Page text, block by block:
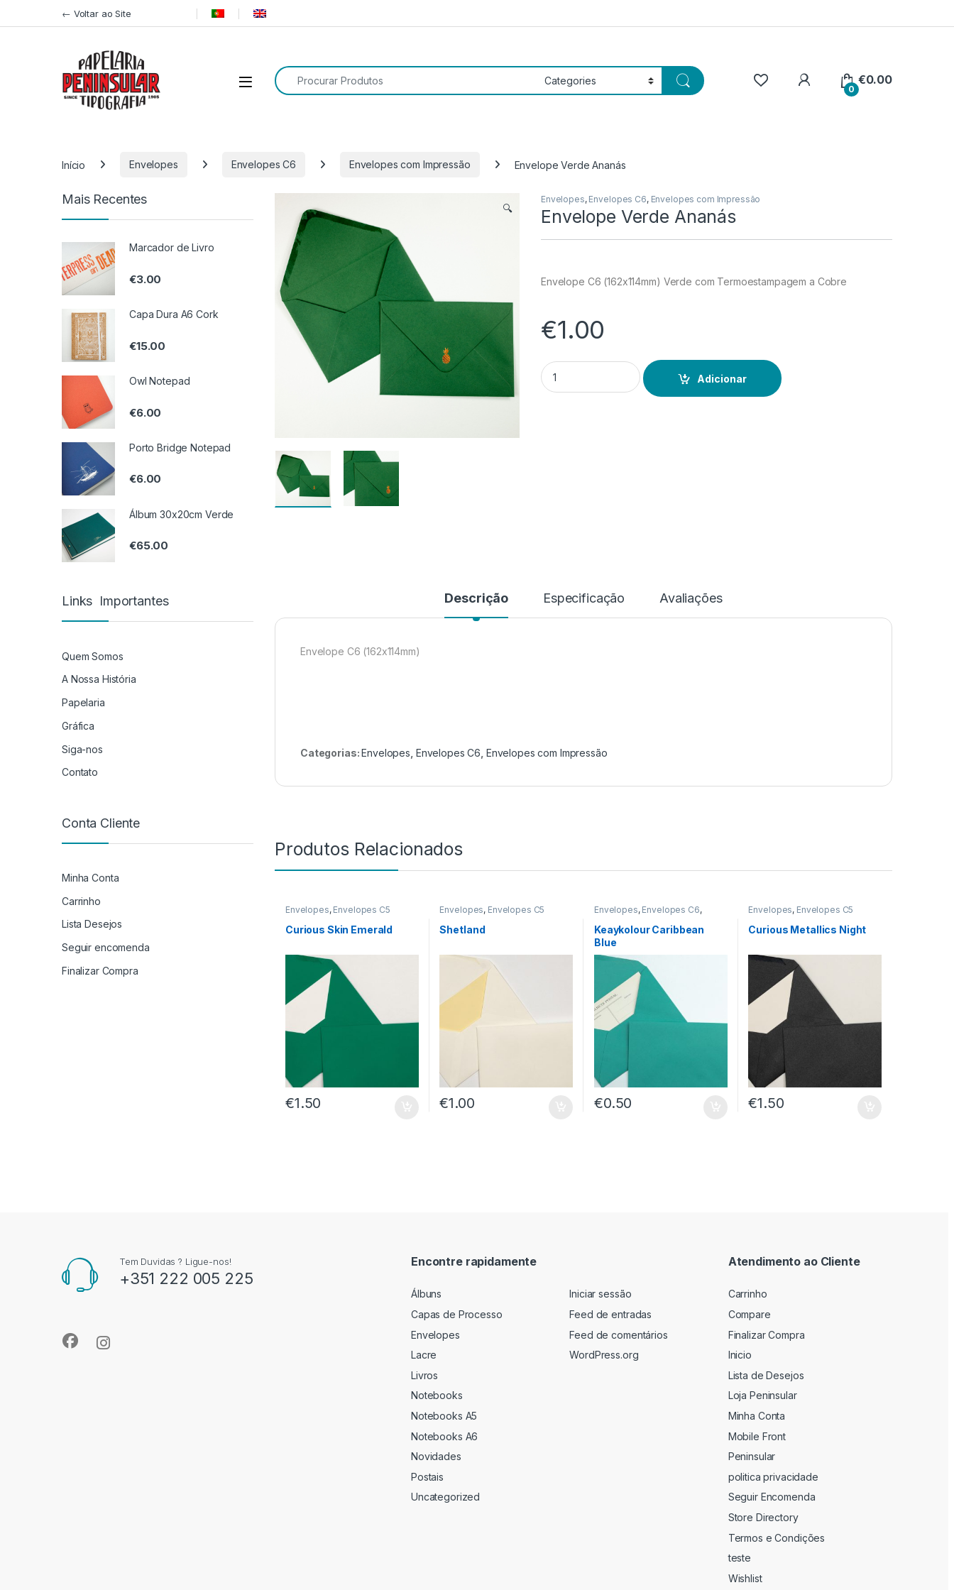
← Voltar ao Site
Procurar por:
0
€0.00
Início Envelopes Envelopes C6 Envelopes com Impressão Envelope Verde Ananás
🔍
Envelopes, Envelopes C6, Envelopes com Impressão
Envelope Verde Ananás
Envelope C6 (162x114mm) Verde com Termoestampagem a Cobre
€1.00
Quantidade de Envelope Verde Ananás
Adicionar
Descrição Especificação Avaliações
Envelope C6 (162x114mm)
Categorias:Envelopes Envelopes C6 Envelopes com Impressão
Produtos Relacionados
Envelopes, Envelopes C5
Curious Skin Emerald
€1.50
Envelopes, Envelopes C5
Shetland
€1.00
Envelopes, Envelopes C6,
Envelopes sem Impressão
Keaykolour Caribbean
Blue
€0.50
Envelopes, Envelopes C5
Curious Metallics Night
€1.50
Mais Recentes
Marcador de Livro
€3.00
Capa Dura A6 Cork
€15.00
Owl Notepad
€6.00
Porto Bridge Notepad
€6.00
Álbum 30x20cm Verde
€65.00
Links Importantes
Quem Somos
A Nossa História
Papelaria
Gráfica
Siga-nos
Contato
Conta Cliente
Minha Conta
Carrinho
Lista Desejos
Seguir encomenda
Finalizar Compra
Tem Duvidas ? Ligue-nos!
+351 222 005 225
Encontre rapidamente
Álbuns
Capas de Processo
Envelopes
Lacre
Livros
Notebooks
Notebooks A5
Notebooks A6
Novidades
Postais
Uncategorized
Iniciar sessão
Feed de entradas
Feed de comentários
WordPress.org
Atendimento ao Cliente
Carrinho
Compare
Finalizar Compra
Inicio
Lista de Desejos
Loja Peninsular
Minha Conta
Mobile Front
Peninsular
politica privacidade
Seguir Encomenda
Store Directory
Termos e Condições
teste
Wishlist